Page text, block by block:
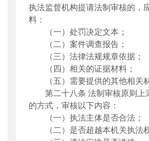
执法监督机构提请法制审核的，
料：
（一）处罚决定文本；
（二）案件调查报告；
（三）法律法规规章依据；
（四）相关的证据材料；
（五）需要提供的其他相关
第二十八条 法制审核原则上
的方式，审核以下内容：
（一）执法主体是否合法；
（二）是否超越本机关执法